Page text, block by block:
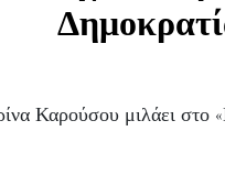
Καρούσου μιλάει στο